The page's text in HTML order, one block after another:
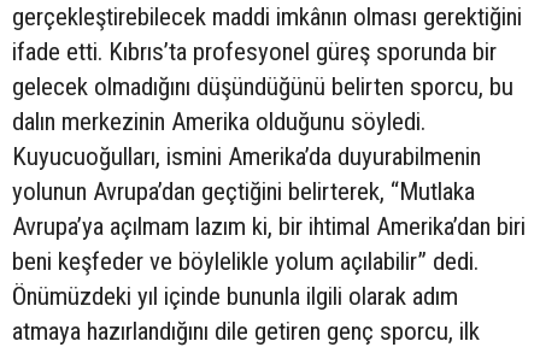
gerçekleştirebilecek maddi imkânın olması gerektiğini
ifade etti. Kıbrıs’ta profesyonel güreş sporunda bir
gelecek olmadığını düşündüğünü belirten sporcu, bu
dalın merkezinin Amerika olduğunu söyledi.
Kuyucuoğulları, ismini Amerika’da duyurabilmenin
yolunun Avrupa’dan geçtiğini belirterek, “Mutlaka
Avrupa’ya açılmam lazım ki, bir ihtimal Amerika’dan biri
beni keşfeder ve böylelikle yolum açılabilir” dedi.
Önümüzdeki yıl içinde bununla ilgili olarak adım
atmaya hazırlandığını dile getiren genç sporcu, ilk